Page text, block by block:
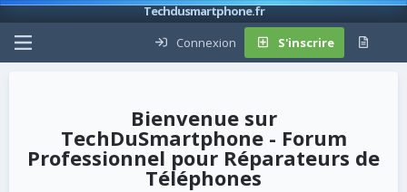
Techdusmartphone.fr
Connexion
S'inscrire
TechDuSmartphone - Forum
Professionnel pour Réparateurs de
Téléphones